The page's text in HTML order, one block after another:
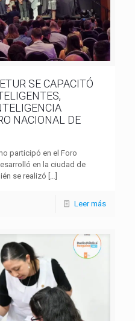
SE CAPACITÓ
NACIONAL DE
participó en el Foro
en la ciudad de
se realizó […]
Leer más